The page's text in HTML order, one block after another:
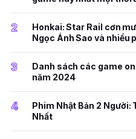
2
Honkai: Star Rail cơn
Ngọc Ánh Sao và nhiều
3
Danh sách các game
năm 2024
4
Phim Nhật Bản 2 Người:
Nhất